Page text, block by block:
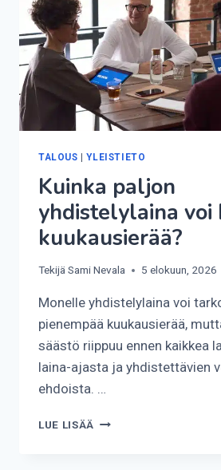
TALOUS |YLEISTIETO
Kuinka paljon
yhdistelylaina voi
kuukausierää?
Tekijä Sami Nevala 5 elokuun, 2026
Monelle yhdistelylaina voi
pienempää kuukausierää,
säästö riippuu ennen kaikkea
laina-ajasta ja yhdistettävien
ehdoista. …
LUE LISÄÄ KUINKA